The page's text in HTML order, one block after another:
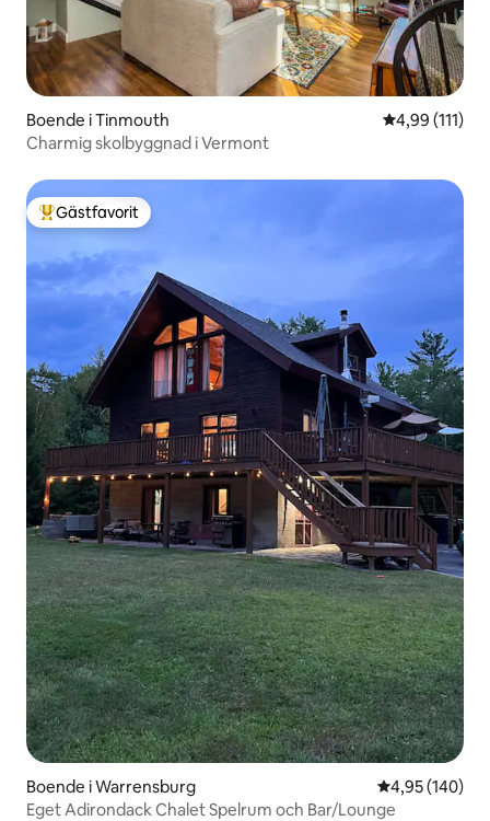
Boende i Tinmouth 4,99 av 5 i
4,99 (111)
Charmig skolbyggnad i Vermont
Populär gästfavorit
Gästfavorit
Boende i Warrensburg 4,95 av 5 i
4,95 (140)
Eget Adirondack Chalet Spelrum och Bar/Lounge